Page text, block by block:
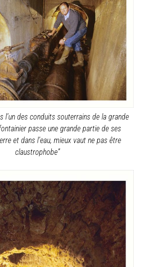
l’un des conduits souterrains de la grande
passe une grande partie de ses
et dans l’eau, mieux vaut ne pas être
claustrophobe”